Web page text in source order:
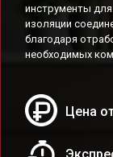
инструменты
изоляции
благодаря
необходимых
Цена